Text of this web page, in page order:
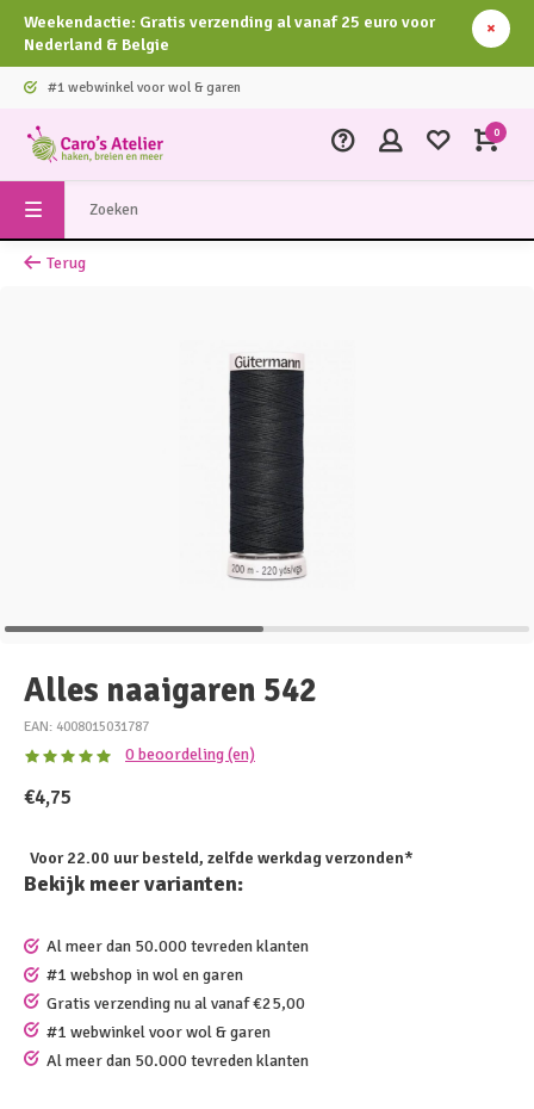
Weekendactie: Gratis verzending al vanaf 25 euro voor
Nederland & Belgie
#1 webwinkel voor wol & garen
0
Terug
Alles naaigaren 542
EAN: 4008015031787
0 beoordeling (en)
€4,75
Voor 22.00 uur besteld, zelfde werkdag verzonden*
Bekijk meer varianten:
Al meer dan 50.000 tevreden klanten
#1 webshop in wol en garen
Gratis verzending nu al vanaf €25,00
#1 webwinkel voor wol & garen
Al meer dan 50.000 tevreden klanten